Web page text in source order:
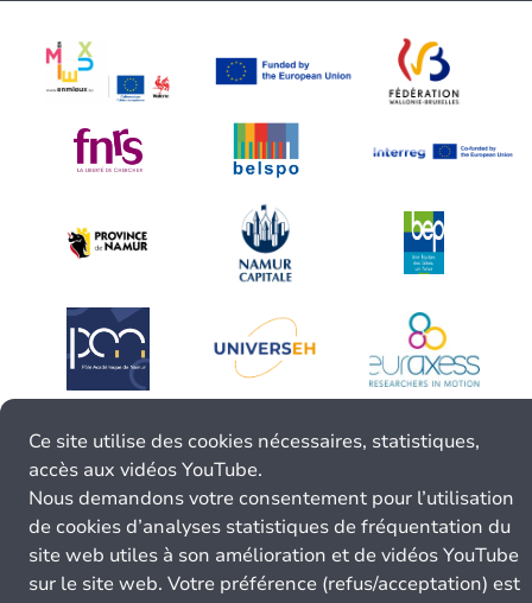
Ce site utilise des cookies nécessaires, statistiques,
accès aux vidéos YouTube.
Nous demandons votre consentement pour l’utilisation
de cookies d’analyses statistiques de fréquentation du
site web utiles à son amélioration et de vidéos YouTube
sur le site web. Votre préférence (refus/acceptation) est